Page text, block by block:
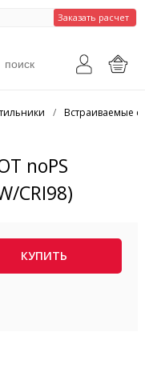
Заказать расчет
/ Встраиваемые
noPS
CRI98)
КУПИТЬ